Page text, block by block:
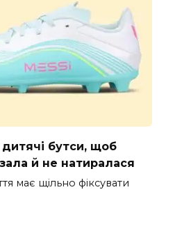
дитячі бутси, щоб
й не натиралася
має щільно фіксувати